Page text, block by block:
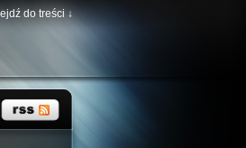
do treści ↓